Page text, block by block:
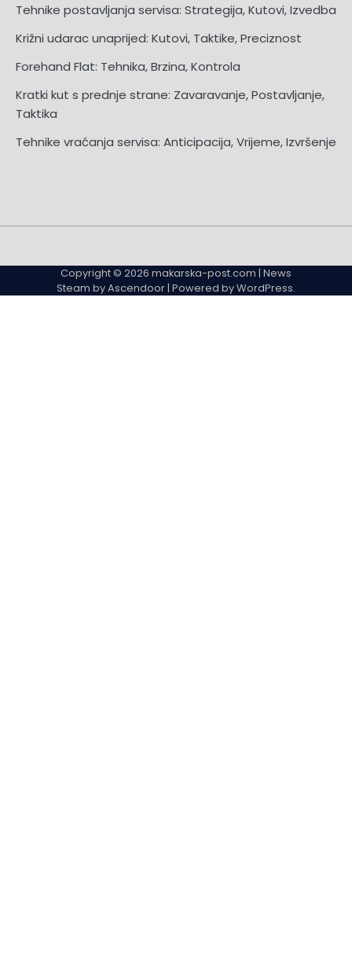
Tehnike postavljanja servisa: Strategija, Kutovi, Izvedba
Križni udarac unaprijed: Kutovi, Taktike, Preciznost
Forehand Flat: Tehnika, Brzina, Kontrola
Kratki kut s prednje strane: Zavaravanje, Postavljanje,
Taktika
Tehnike vraćanja servisa: Anticipacija, Vrijeme, Izvršenje
Us
Us
Us
Us
Policy
Policy
Policy
Policy
and
Conditions
and
Conditions
Copyright © 2026 makarska-post.com | News
Steam byAscendoor| Powered byWordPress.